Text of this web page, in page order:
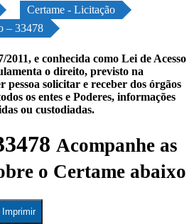
Certame - Licitação
– 33478
2011, e conhecida como Lei de Acesso
o direito, previsto na
solicitar e receber dos órgãos
os entes e Poderes, informações
ou custodiadas.
Acompanhe as
o Certame abaixo
Imprimir